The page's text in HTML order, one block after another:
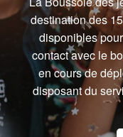
destination des
disponibles
contact avec le
en cours de
disposant du